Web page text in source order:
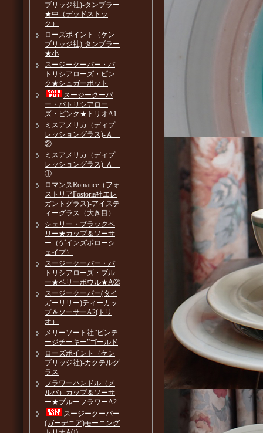
ブリッジ社)-タンブラー
★中（デッドストッ
ク）
ローズポイント（ケン
ブリッジ社)-タンブラー
★小
スージークーパー・パ
トリシアローズ・ピン
ク★シュガーポット
スージークーパ
ー・パトリシアロー
ズ・ピンク★トリオA1
ミスアメリカ（ディプ
レッショングラス)-Ａ
②
ミスアメリカ（ディプ
レッショングラス)-Ａ
①
ロマンスRomance（フォ
ストリアFostoria社エレ
ガントグラス)-アイステ
ィーグラス（大き目）
シェリー・ブラックベ
リー★カップ＆ソーサ
ー（ゲインズボローシ
ェイプ）
スージークーパー・パ
トリシアローズ・ブル
ー★ベリーボウル★A②
スージークーパー(タイ
ガーリリー)ティーカッ
プ＆ソーサーA2(トリ
オ）
メリーソート社”ビンテ
ージチーキー”ゴールド
ローズポイント（ケン
ブリッジ社)-カクテルグ
ラス
フラワーハンドル（メ
ルバ）カップ＆ソーサ
ー★ブルーフラワーA2
スージークーパー
(ガーデニア)モーニング